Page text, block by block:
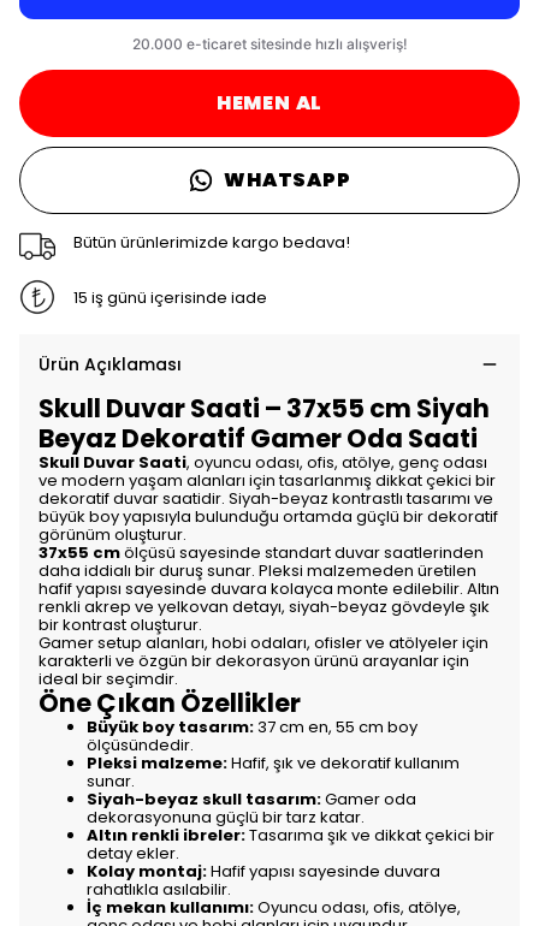
HEMEN AL
WHATSAPP
Bütün ürünlerimizde kargo bedava!
15 iş günü içerisinde iade
Ürün Açıklaması
Skull Duvar Saati – 37x55 cm Siyah
Beyaz Dekoratif Gamer Oda Saati
Skull Duvar Saati, oyuncu odası, ofis, atölye, genç odası
ve modern yaşam alanları için tasarlanmış dikkat çekici bir
dekoratif duvar saatidir. Siyah-beyaz kontrastlı tasarımı ve
büyük boy yapısıyla bulunduğu ortamda güçlü bir dekoratif
görünüm oluşturur.
37x55 cmölçüsü sayesinde standart duvar saatlerinden
daha iddialı bir duruş sunar. Pleksi malzemeden üretilen
hafif yapısı sayesinde duvara kolayca monte edilebilir. Altın
renkli akrep ve yelkovan detayı, siyah-beyaz gövdeyle şık
bir kontrast oluşturur.
Gamer setup alanları, hobi odaları, ofisler ve atölyeler için
karakterli ve özgün bir dekorasyon ürünü arayanlar için
ideal bir seçimdir.
Öne Çıkan Özellikler
Büyük boy tasarım:37 cm en, 55 cm boy
ölçüsündedir.
Pleksi malzeme:Hafif, şık ve dekoratif kullanım
sunar.
Siyah-beyaz skull tasarım:Gamer oda
dekorasyonuna güçlü bir tarz katar.
Altın renkli ibreler:Tasarıma şık ve dikkat çekici bir
detay ekler.
Kolay montaj:Hafif yapısı sayesinde duvara
rahatlıkla asılabilir.
İç mekan kullanımı:Oyuncu odası, ofis, atölye,